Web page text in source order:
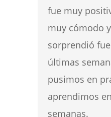
fue muy
muy cómodo
sorprendió
últimas
pusimos en
aprendimos
semanas.